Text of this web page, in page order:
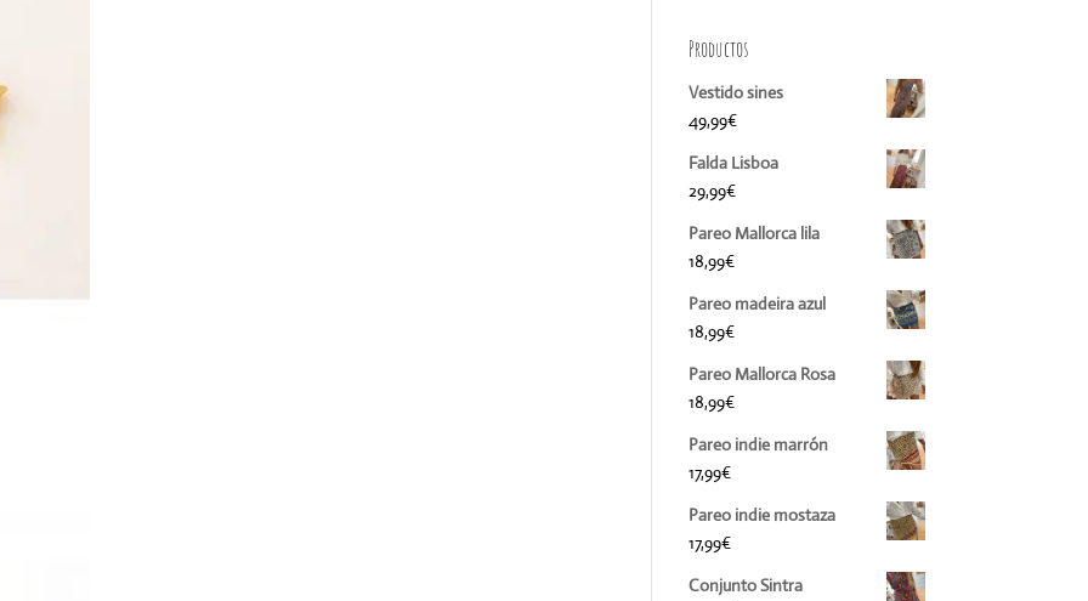
Productos
Vestido sines
49,99€
Falda Lisboa
29,99€
Pareo Mallorca lila
18,99€
Pareo madeira azul
18,99€
Pareo Mallorca Rosa
18,99€
Pareo indie marrón
17,99€
Pareo indie mostaza
17,99€
Conjunto Sintra